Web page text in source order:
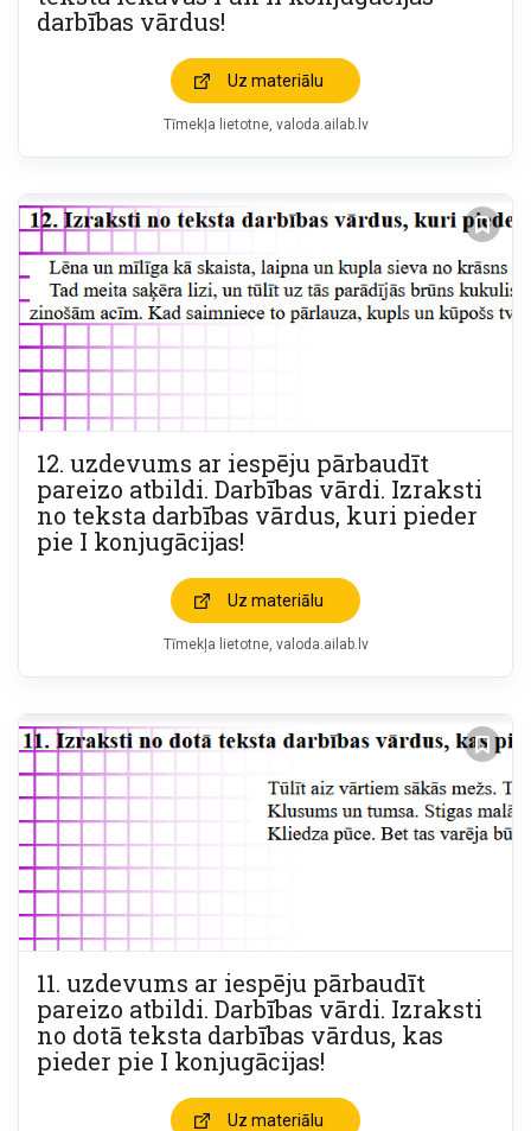
darbības vārdus!
Uz materiālu
Tīmekļa lietotne valoda.ailab.lv
12. uzdevums ar iespēju pārbaudīt
pareizo atbildi. Darbības vārdi. Izraksti
no teksta darbības vārdus, kuri pieder
pie I konjugācijas!
Uz materiālu
Tīmekļa lietotne valoda.ailab.lv
11. uzdevums ar iespēju pārbaudīt
pareizo atbildi. Darbības vārdi. Izraksti
no dotā teksta darbības vārdus, kas
pieder pie I konjugācijas!
Uz materiālu